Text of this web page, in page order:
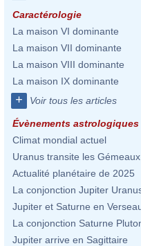
Caractérologie
La maison VI dominante
La maison VII dominante
La maison VIII dominante
La maison IX dominante
+ Voir tous les articles
Évènements astrologiques
Climat mondial actuel
Uranus transite les Gémeaux
Actualité planétaire de 2025
La conjonction Jupiter
Jupiter et Saturne en
La conjonction Saturne
Jupiter arrive en Sagittaire